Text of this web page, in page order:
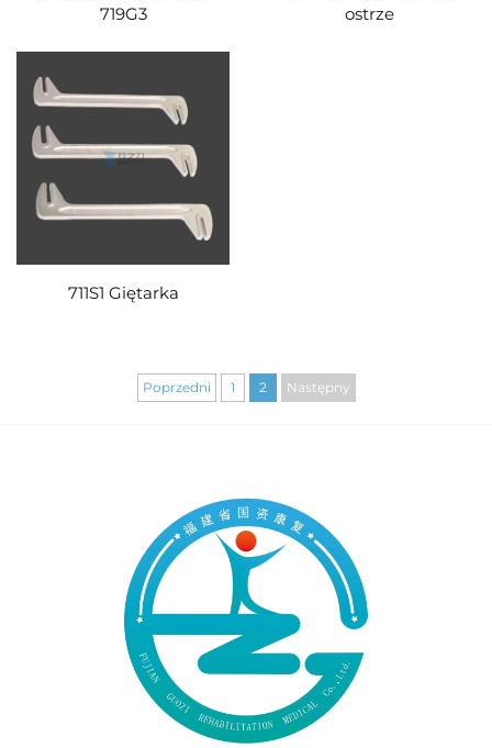
719G3
ostrze
711S1 Giętarka
Poprzedni 1 2 Następny